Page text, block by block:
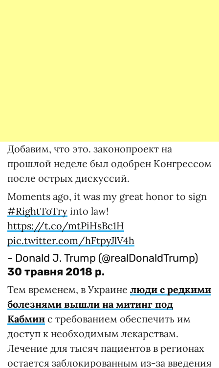
Добавим, что это. законопроект на
прошлой неделе был одобрен Конгрессом
после острых дискуссий.
Moments ago, it was my great honor to sign
#RightToTry into law!
https://t.co/mtPiHsBc1H
pic.twitter.com/hFtpyJlV4h
- Donald J. Trump (@realDonaldTrump)
30 травня 2018 р.
Тем временем, в Украине люди с редкими
болезнями вышли на митинг под
Кабмин с требованием обеспечить им
доступ к необходимым лекарствам.
Лечение для тысяч пациентов в регионах
остается заблокированным из-за введения